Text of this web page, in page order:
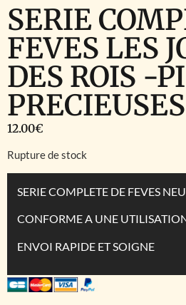
SERIE
FEVES LES
DES ROIS -
PRECIEUSES
12.00€
Rupture de stock
SERIE COMPLETE DE FEVES
CONFORME A UNE
ENVOI RAPIDE ET SOIGNE